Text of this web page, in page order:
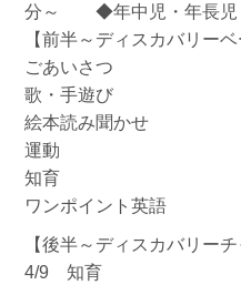
分～ ◆年中児・年長児
【前半～ディスカバリーベ
ごあいさつ
歌・手遊び
絵本読み聞かせ
運動
知育
ワンポイント英語
【後半～ディスカバリーチ
4/9 知育